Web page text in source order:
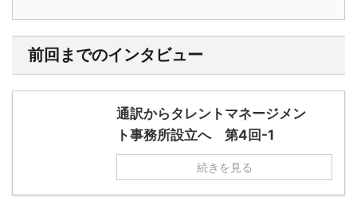
前回までのインタビュー
通訳からタレントマネージメン
ト事務所設立へ 第4回-1
続きを見る